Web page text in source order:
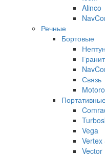
Alinco
Речные
Бортовые
Нептун
Гранит
Связь
Vega
Vertex
Vector